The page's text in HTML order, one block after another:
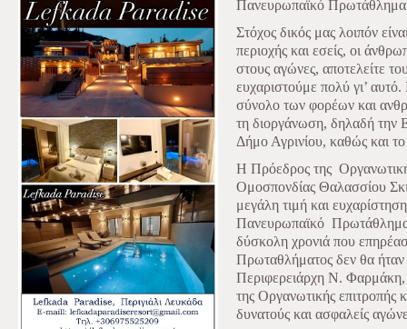
Πανευρωπαϊκό Πρωτάθλημα
Στόχος δικός μας λοιπόν
περιοχής και εσείς, οι
στους αγώνες, αποτελείτε
ευχαριστούμε πολύ γι’
σύνολο των φορέων και
τη διοργάνωση, δηλαδή την
Δήμο Αγρινίου, καθώς και
H Πρόεδρος της
Ομοσπονδίας Θαλασσίου
μεγάλη τιμή και
Πανευρωπαϊκό
δύσκολη χρονιά που
Πρωταθλήματος δεν θα ήταν
Περιφερειάρχη Ν.
της Οργανωτικής
δυνατούς και ασφαλείς